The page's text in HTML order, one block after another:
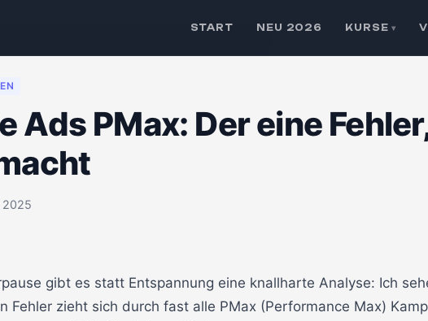
START NEU 2026 KURSE ▾
Ads PMax: Der eine
2025
gibt es statt Entspannung eine knallharte Analyse: Ich
Fehler zieht sich durch fast alle PMax (Performance Max)